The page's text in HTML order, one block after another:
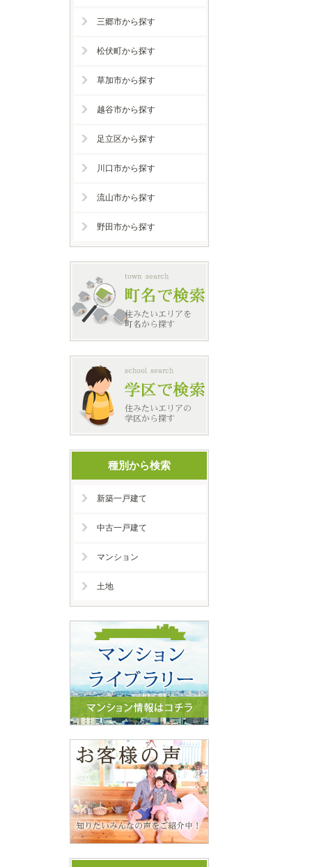
三郷市から探す
松伏町から探す
草加市から探す
越谷市から探す
足立区から探す
川口市から探す
流山市から探す
野田市から探す
種別から検索
新築一戸建て
中古一戸建て
マンション
土地